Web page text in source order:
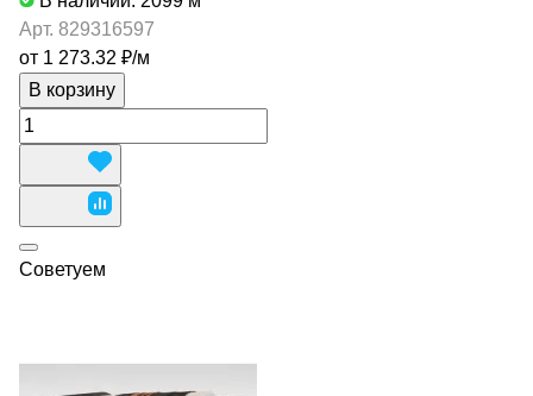
Арт. 829316597
от 1 273.32 ₽/м
В корзину
Советуем